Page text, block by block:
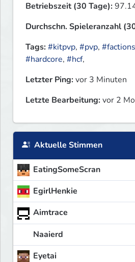
Betriebszeit (30 Tage):
Durchschn. Spieleranzahl
Tags:#kitpvp, #pvp, #factions
#hardcore, #hcf,
Letzter Ping:vor 3 Minuten
Letzte Bearbeitung:vor 2
Aktuelle Stimmen
EatingSomeScran
EgirlHenkie
Aimtrace
Naaierd
Eyetai